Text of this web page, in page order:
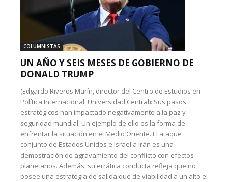
COLUMNISTAS
UN AÑO Y SEIS MESES DE GOBIERNO DE
DONALD TRUMP
(Edgardo Riveros Marín, director del Centro de Estudios en
Política Internacional, Universidad Central): Sus pasos
estratégicos han impactado negativamente a la paz y
seguridad mundial. Un ejemplo de ello es la forma de
enfrentar la situación en el Medio Oriente. El ataque
conjunto de Estados Unidos e Israel a Irán es una
demostración de agravamiento del conflicto con efectos
planetarios. Además, su errática conducta refleja que no
posee una estrategia de salida que de viabilidad a un alto el